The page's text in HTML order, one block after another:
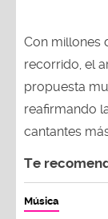
Con millones
recorrido, el
propuesta
reafirmando
cantantes
Te
Música